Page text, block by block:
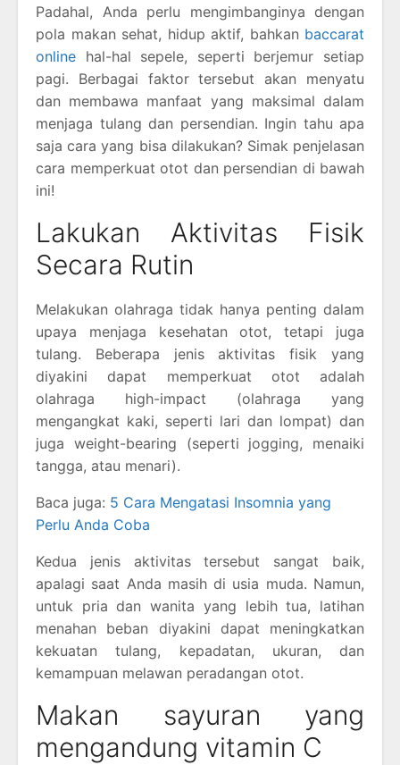
Padahal, Anda perlu mengimbanginya dengan
pola makan sehat, hidup aktif, bahkan baccarat
online hal-hal sepele, seperti berjemur setiap
pagi. Berbagai faktor tersebut akan menyatu
dan membawa manfaat yang maksimal dalam
menjaga tulang dan persendian. Ingin tahu apa
saja cara yang bisa dilakukan? Simak penjelasan
cara memperkuat otot dan persendian di bawah
ini!
Lakukan Aktivitas Fisik
Secara Rutin
Melakukan olahraga tidak hanya penting dalam
upaya menjaga kesehatan otot, tetapi juga
tulang. Beberapa jenis aktivitas fisik yang
diyakini dapat memperkuat otot adalah
olahraga high-impact (olahraga yang
mengangkat kaki, seperti lari dan lompat) dan
juga weight-bearing (seperti jogging, menaiki
tangga, atau menari).
Baca juga: 5 Cara Mengatasi Insomnia yang
Perlu Anda Coba
Kedua jenis aktivitas tersebut sangat baik,
apalagi saat Anda masih di usia muda. Namun,
untuk pria dan wanita yang lebih tua, latihan
menahan beban diyakini dapat meningkatkan
kekuatan tulang, kepadatan, ukuran, dan
kemampuan melawan peradangan otot.
Makan sayuran yang
mengandung vitamin C